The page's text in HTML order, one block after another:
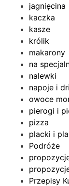
jagnięcina
kaczka
kasze
królik
makarony
na
nalewki
napoje i
owoce
pierogi i
pizza
placki i
Podróże
Przepisy